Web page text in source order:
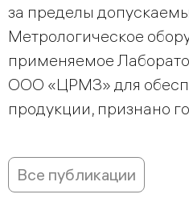
за пределы
Метрологическое
применяемое
ООО «ЦРМЗ» для
продукции, признано
Все публикации